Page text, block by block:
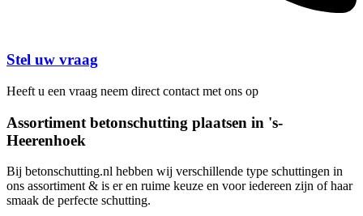
Stel uw vraag
Heeft u een vraag neem direct contact met ons op
Assortiment betonschutting plaatsen in 's-
Heerenhoek
Bij betonschutting.nl hebben wij verschillende type schuttingen in
ons assortiment & is er en ruime keuze en voor iedereen zijn of haar
smaak de perfecte schutting.